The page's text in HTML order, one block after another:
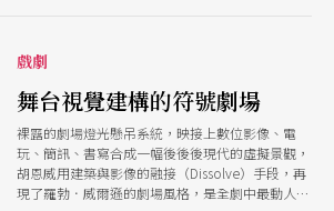
戲劇
舞台視覺建構的符號劇場
裸露的劇場燈光懸吊系統，映接上數位影像、電
玩、簡訊、書寫合成一幅後後後現代的虛擬景觀，
胡恩威用建築與影像的融接（Dissolve）手段，再
現了羅勃．威爾遜的劇場風格，是全劇中最動人的